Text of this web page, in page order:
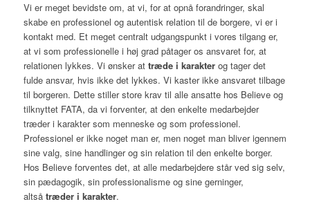
Vi er meget bevidste om, at vi, for at opnå forandringer, skal
skabe en professionel og autentisk relation til de borgere, vi er i
kontakt med. Et meget centralt udgangspunkt i vores tilgang er,
at vi som professionelle i høj grad påtager os ansvaret for, at
relationen lykkes. Vi ønsker at træde i karakter og tager det
fulde ansvar, hvis ikke det lykkes. Vi kaster ikke ansvaret tilbage
til borgeren. Dette stiller store krav til alle ansatte hos Believe og
tilknyttet FATA, da vi forventer, at den enkelte medarbejder
træder i karakter som menneske og som professionel.
Professionel er ikke noget man er, men noget man bliver igennem
sine valg, sine handlinger og sin relation til den enkelte borger.
Hos Believe forventes det, at alle medarbejdere står ved sig selv,
sin pædagogik, sin professionalisme og sine gerninger,
altså træder i karakter.